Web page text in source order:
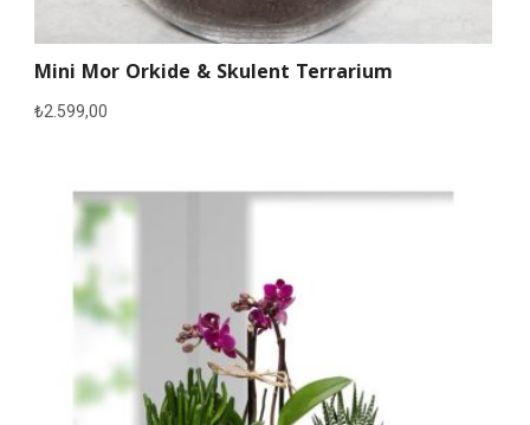
Mini Mor Orkide & Skulent Terrarium
₺2.599,00